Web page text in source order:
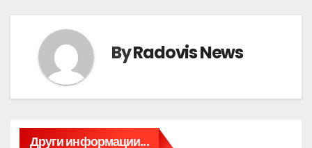
ByRadovis News
Други информации...